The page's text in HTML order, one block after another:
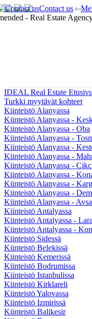
Contact us
IDEAL Real Estate Etusivu
Turkki myytävät kohteet
Kiinteistö Alanyassa
Kiinteistö Alanyassa -
Kiinteistö Alanyassa - Oba
Kiinteistö Alanyassa -
Kiinteistö Alanyassa -
Kiinteistö Alanyassa -
Kiinteistö Alanyassa -
Kiinteistö Alanyassa -
Kiinteistö Alanyassa -
Kiinteistö Alanyassa -
Kiinteistö Alanyassa -
Kiinteistö Antalyassa
Kiinteistö Antalyassa - Lara
Kiinteistö Antalyassa -
Kiinteistö Sidessä
Kiinteistö Belekissä
Kiinteistö Kemerissä
Kiinteistö Bodrumissa
Kiinteistö Istanbulissa
Kiinteistö Kirklareli
Kiinteistö Yalovassa
Kiinteistö Izmirissä
Kiinteistö Balikesir